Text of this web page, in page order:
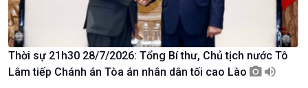
Thời sự 21h30 28/7/2026: Tổng Bí thư, Chủ tịch nước Tô
Lâm tiếp Chánh án Tòa án nhân dân tối cao Lào